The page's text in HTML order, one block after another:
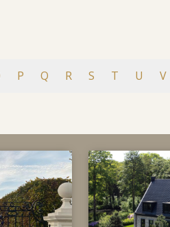
P Q R S T U V